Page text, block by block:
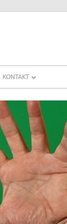
KONTAKT
DOWNLOADS
FAQ
DATENSCHUTZ
IMPRESSUM